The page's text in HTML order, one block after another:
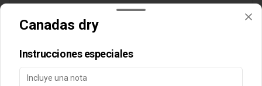
Canadas dry
Instrucciones especiales